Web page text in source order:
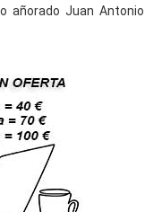
añorado Juan Antonio